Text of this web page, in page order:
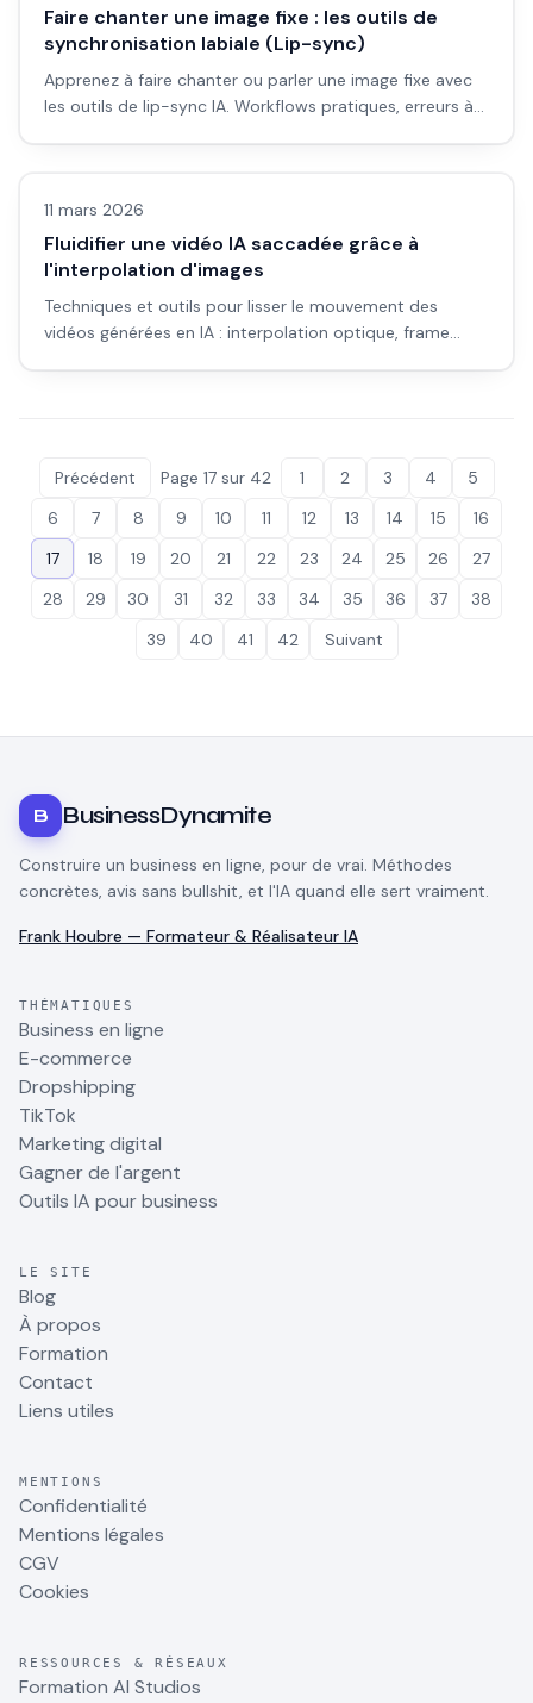
Faire chanter une image fixe : les outils de
synchronisation labiale (Lip-sync)
Apprenez à faire chanter ou parler une image fixe avec
les outils de lip-sync IA. Workflows pratiques, erreurs à
Vidéo IA
11 mars 2026
Fluidifier une vidéo IA saccadée grâce à
l'interpolation d'images
Techniques et outils pour lisser le mouvement des
vidéos générées en IA : interpolation optique, frame
Précédent Page 17sur 42 1 2 3 4
5
6
7 8 9 10 11 12 13 14 15
16
17
18 19 20 21 22 23 24 25 26
27
28
29 30 31 32 33 34 35 36 37
38
39
40 41 42 Suivant
B BusinessDynamite
Construire un business en ligne, pour de vrai. Méthodes
concrètes, avis sans bullshit, et l'IA quand elle sert vraiment.
Frank Houbre — Formateur & Réalisateur IA
THÉMATIQUES
Business en ligne
E-commerce
Dropshipping
TikTok
Marketing digital
Gagner de l'argent
Outils IA pour business
LE SITE
Blog
À propos
Formation
Contact
Liens utiles
MENTIONS
Confidentialité
Mentions légales
CGV
Cookies
RESSOURCES & RÉSEAUX
Formation AI Studios